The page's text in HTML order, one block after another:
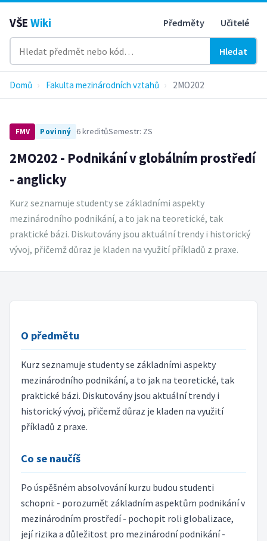
VŠE Wiki Předměty Učitelé
Hledat
Domů › Fakulta mezinárodních vztahů › 2MO202
FMV Povinný 6 kreditůSemestr: ZS
2MO202 - Podnikání v globálním prostředí
- anglicky
Kurz seznamuje studenty se základními aspekty
mezinárodního podnikání, a to jak na teoretické, tak
praktické bázi. Diskutovány jsou aktuální trendy i historický
vývoj, přičemž důraz je kladen na využití příkladů z praxe.
O předmětu
Kurz seznamuje studenty se základními aspekty
mezinárodního podnikání, a to jak na teoretické, tak
praktické bázi. Diskutovány jsou aktuální trendy i
historický vývoj, přičemž důraz je kladen na využití
příkladů z praxe.
Co se naučíš
Po úspěšném absolvování kurzu budou studenti
schopni: - porozumět základním aspektům podnikání v
mezinárodním prostředí - pochopit roli globalizace,
její rizika a důležitost pro mezinárodní podnikání -